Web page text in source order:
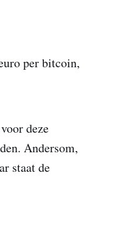
per bitcoin,
deze
Andersom,
staat de